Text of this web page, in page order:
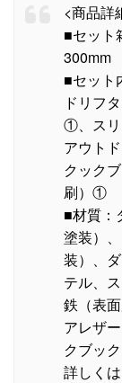
<商品詳
■セット
300mm
■セット
ドリフ
①、スリ
アウト
クック
刷）①
■材質：
塗装）
装）、
テル、
鉄（表
アレザ
クブッ
詳しくは